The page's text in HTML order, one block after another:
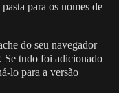
para os nomes de
do seu navegador
Se tudo foi adicionado
lo para a versão